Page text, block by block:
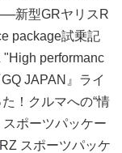
新型GRヤリスR
package試乗記
performanc
JAPAN』ライ
！クルマへの“情
スポーツパッケー
RZ スポーツパッケ